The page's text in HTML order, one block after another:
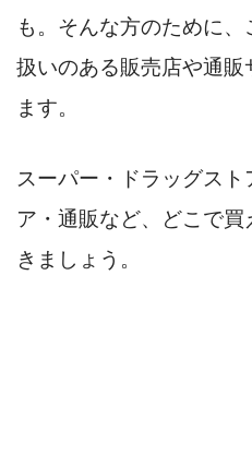
も。そんな方のために
扱いのある販売店や通販
ます。
スーパー・ドラッグスト
ア・通販など、どこで
きましょう。